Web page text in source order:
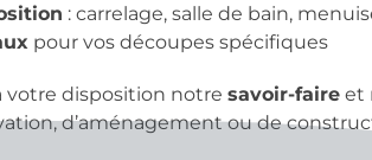
: carrelage, salle de bain,
pour vos découpes spécifiques
votre disposition notre savoir-faire et
d’aménagement ou de